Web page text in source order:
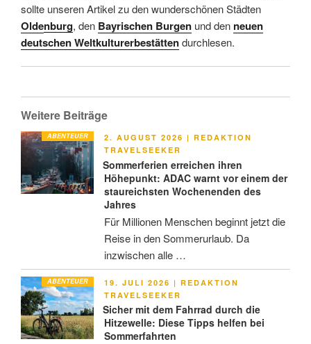
sollte unseren Artikel zu den wunderschönen Städten
Oldenburg, den Bayrischen Burgen und den neuen
deutschen Weltkulturerbestättendurchlesen.
Weitere Beiträge
ABENTEUER
VERÖFFENTLICHT
AM
2. AUGUST 2026 | REDAKTION
TRAVELSEEKER
Sommerferien erreichen ihren
Höhepunkt: ADAC warnt vor einem der
staureichsten Wochenenden des
Jahres
Für Millionen Menschen beginnt jetzt die
Reise in den Sommerurlaub. Da
inzwischen alle …
ABENTEUER
VERÖFFENTLICHT
AM
19. JULI 2026 | REDAKTION
TRAVELSEEKER
Sicher mit dem Fahrrad durch die
Hitzewelle: Diese Tipps helfen bei
Sommerfahrten